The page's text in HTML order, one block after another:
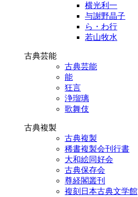
横光利一
与謝野晶子
ら・わ行
若山牧水
古典芸能
古典芸能
能
狂言
浄瑠璃
歌舞伎
古典複製
古典複製
稀書複製会刊行書
大和絵同好会
古典保存会
尊経閣叢刊
複刻日本古典文学館